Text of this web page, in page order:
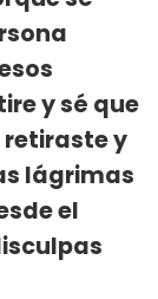
y sé que
y
lágrimas
el